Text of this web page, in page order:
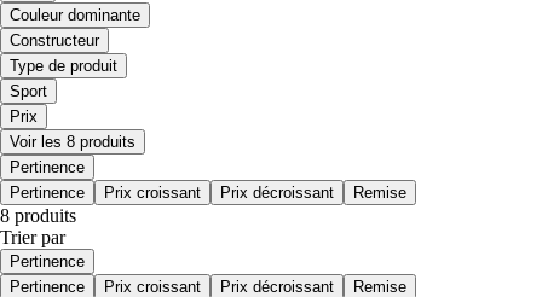
Couleur dominante
Constructeur
Type de produit
Sport
Prix
Voir les 8 produits
Pertinence
Pertinence
Prix croissant Prix décroissant Remise
8 produits
Trier par
Pertinence
Pertinence
Prix croissant Prix décroissant Remise